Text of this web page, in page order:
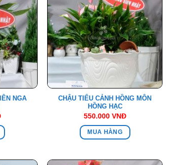
NGA
CHẬU TIỂU CẢNH HỒNG MÔN
HỒNG HẠC
550.000 VNĐ
MUA HÀNG